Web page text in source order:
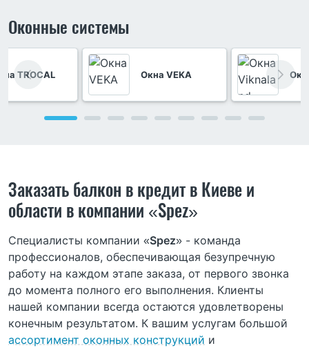
Оконные системы
TROCAL Окна VEKA
Заказать балкон в кредит в Киеве и
области в компании «Spez»
Специалисты компании «Spez» - команда
профессионалов, обеспечивающая безупречную
работу на каждом этапе заказа, от первого звонка
до момента полного его выполнения. Клиенты
нашей компании всегда остаются удовлетворены
конечным результатом. К вашим услугам большой
ассортимент оконных конструкций и